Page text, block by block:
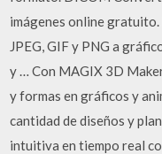
imágenes online
JPEG, GIF y PNG a
y … Con MAGIX 3D
y formas en gráficos y
cantidad de diseños y
intuitiva en tiempo real